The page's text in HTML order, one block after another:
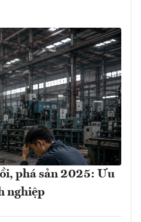
phá sản 2025: Ưu
nghiệp